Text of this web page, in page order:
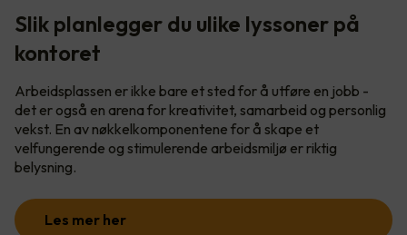
Slik planlegger du ulike lyssoner på
kontoret
Arbeidsplassen er ikke bare et sted for å utføre en jobb -
det er også en arena for kreativitet, samarbeid og personlig
vekst. En av nøkkelkomponentene for å skape et
velfungerende og stimulerende arbeidsmiljø er riktig
belysning.
Les mer her